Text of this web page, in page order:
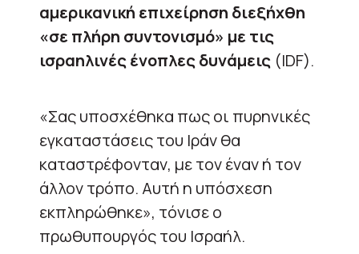
αμερικανική επιχείρηση διεξήχθη
«σε πλήρη συντονισμό» με τις
ισραηλινές ένοπλες δυνάμεις (IDF).
«Σας υποσχέθηκα πως οι πυρηνικές
εγκαταστάσεις του Ιράν θα
καταστρέφονταν, με τον έναν ή τον
άλλον τρόπο. Αυτή η υπόσχεση
εκπληρώθηκε», τόνισε ο
πρωθυπουργός του Ισραήλ.